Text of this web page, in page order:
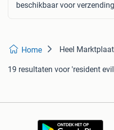
beschikbaar voor
Home Heel
19 resultaten voor 'resident